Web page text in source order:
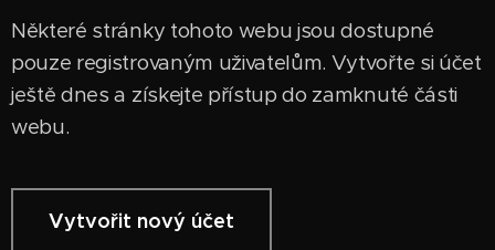
Některé stránky tohoto webu jsou dostupné
pouze registrovaným uživatelům. Vytvořte si účet
ještě dnes a získejte přístup do zamknuté části
webu.
Vytvořit nový účet